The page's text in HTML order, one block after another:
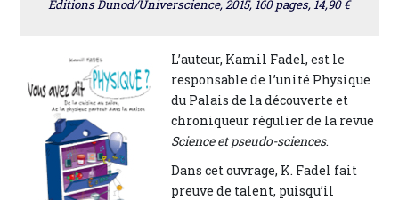
Éditions Dunod/Universcience, 2015, 160 pages, 14,90 €
L’auteur, Kamil Fadel, est le
responsable de l’unité Physique
du Palais de la découverte et
chroniqueur régulier de la revue
Science et pseudo-sciences.
Dans cet ouvrage, K. Fadel fait
preuve de talent, puisqu’il